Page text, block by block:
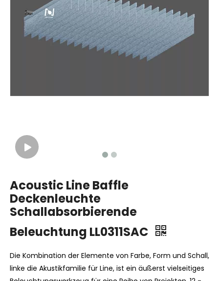
Acoustic Line Baffle
Deckenleuchte
Schallabsorbierende
Beleuchtung LL0311SAC
Die Kombination der Elemente von Farbe, Form und Schall,
linke die Akustikfamilie für Line, ist ein äußerst vielseitiges